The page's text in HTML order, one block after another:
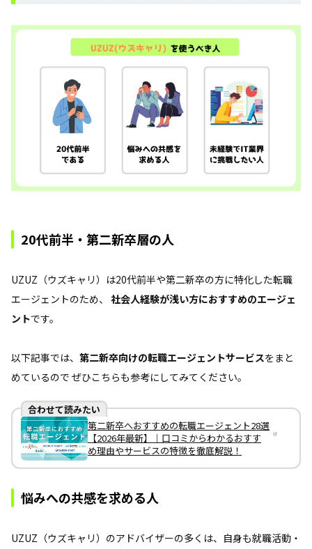
20代前半・第二新卒層の人
UZUZ（ウズキャリ）は20代前半や第二新卒の方に特化した転職
エージェントのため、 社会人経験が浅い方におすすめのエージェ
ントです。
以下記事では、 第二新卒向けの転職エージェントサービスをまと
めているので ぜひこちらも参考にしてみてください。
合わせて読みたい
第二新卒へおすすめの転職エージェント28選
【2026年最新】｜口コミからわかるおすす
め理由やサービスの特徴を徹底解説！
悩みへの共感を求める人
UZUZ（ウズキャリ）のアドバイザーの多くは、自身も就職活動・